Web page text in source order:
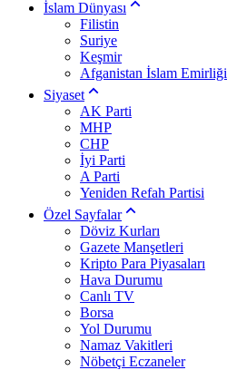
İslam Dünyası
Filistin
Suriye
Keşmir
Afganistan İslam Emirliği
Siyaset
AK Parti
MHP
CHP
İyi Parti
A Parti
Yeniden Refah Partisi
Özel Sayfalar
Döviz Kurları
Gazete Manşetleri
Kripto Para Piyasaları
Hava Durumu
Canlı TV
Borsa
Yol Durumu
Namaz Vakitleri
Nöbetçi Eczaneler